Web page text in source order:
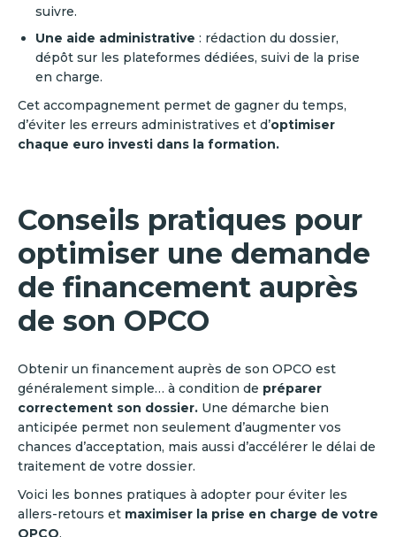
suivre.
Une aide administrative : rédaction du dossier,
dépôt sur les plateformes dédiées, suivi de la prise
en charge.
Cet accompagnement permet de gagner du temps,
d’éviter les erreurs administratives et d’optimiser
chaque euro investi dans la formation.
Conseils pratiques pour
optimiser une demande
de financement auprès
de son OPCO
Obtenir un financement auprès de son OPCO est
généralement simple… à condition de préparer
correctement son dossier. Une démarche bien
anticipée permet non seulement d’augmenter vos
chances d’acceptation, mais aussi d’accélérer le délai de
traitement de votre dossier.
Voici les bonnes pratiques à adopter pour éviter les
allers-retours et maximiser la prise en charge de votre
OPCO.